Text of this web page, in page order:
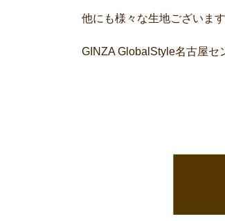
他にも様々な生地ございま
GINZA GlobalStyle名古屋